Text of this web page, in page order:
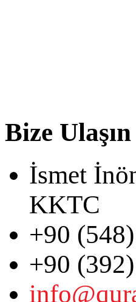
Bize Ulaşın
İsmet
KKTC
+90
+90